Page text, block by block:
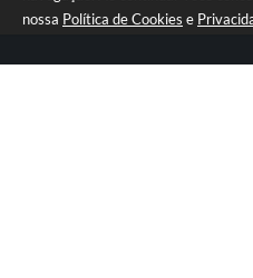
nossa Política de Cookies e